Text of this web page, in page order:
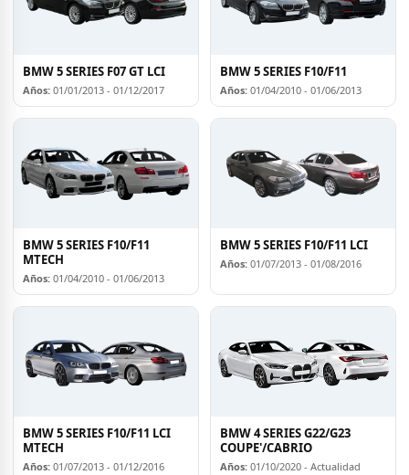
BMW 5 SERIES F07 GT LCI
Años: 01/01/2013 - 01/12/2017
BMW 5 SERIES F10/F11
Años: 01/04/2010 - 01/06/2013
BMW 5 SERIES F10/F11
MTECH
Años: 01/04/2010 - 01/06/2013
BMW 5 SERIES F10/F11 LCI
Años: 01/07/2013 - 01/08/2016
BMW 5 SERIES F10/F11 LCI
MTECH
Años: 01/07/2013 - 01/12/2016
BMW 4 SERIES G22/G23
COUPE'/CABRIO
Años: 01/10/2020 - Actualidad